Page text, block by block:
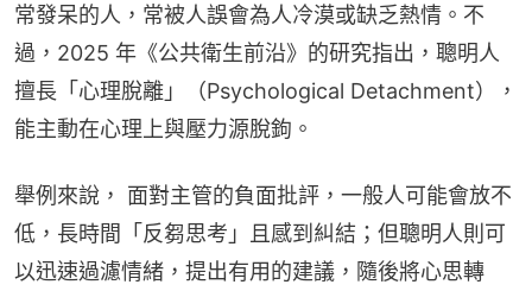
常發呆的人，常被人誤會為人冷漠或缺乏熱情。不
過，2025 年《公共衛生前沿》的研究指出，聰明人
擅長「心理脫離」（Psychological Detachment），
能主動在心理上與壓力源脫鉤。
舉例來說， 面對主管的負面批評，一般人可能會放不
低，長時間「反芻思考」且感到糾結；但聰明人則可
以迅速過濾情緒，提出有用的建議，隨後將心思轉